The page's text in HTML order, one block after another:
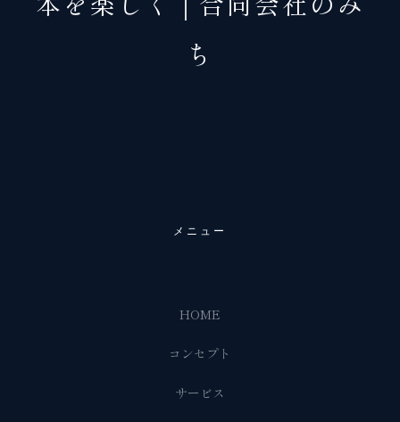
本を楽しく｜合同会社のみ
ち
メニュー
HOME
コンセプト
サービス